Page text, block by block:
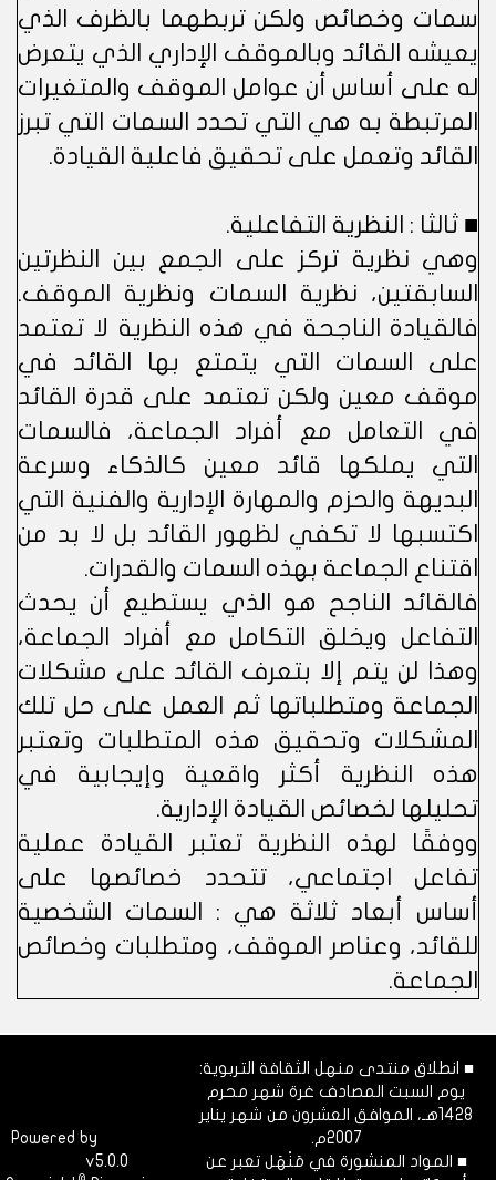
سمات وخصائص ولكن تربطهما بالظرف الذي
يعيشه القائد وبالموقف الإداري الذي يتعرض
له على أساس أن عوامل الموقف والمتغيرات
المرتبطة به هي التي تحدد السمات التي تبرز
القائد وتعمل على تحقيق فاعلية القيادة.
■ ثالثا : النظرية التفاعلية.
وهي نظرية تركز على الجمع بين النظرتين
السابقتين، نظرية السمات ونظرية الموقف.
فالقيادة الناجحة في هذه النظرية لا تعتمد
على السمات التي يتمتع بها القائد في
موقف معين ولكن تعتمد على قدرة القائد
في التعامل مع أفراد الجماعة، فالسمات
التي يملكها قائد معين كالذكاء وسرعة
البديهة والحزم والمهارة الإدارية والفنية التي
اكتسبها لا تكفي لظهور القائد بل لا بد من
اقتناع الجماعة بهذه السمات والقدرات.
فالقائد الناجح هو الذي يستطيع أن يحدث
التفاعل ويخلق التكامل مع أفراد الجماعة،
وهذا لن يتم إلا بتعرف القائد على مشكلات
الجماعة ومتطلباتها ثم العمل على حل تلك
المشكلات وتحقيق هذه المتطلبات وتعتبر
هذه النظرية أكثر واقعية وإيجابية في
تحليلها لخصائص القيادة الإدارية.
ووفقًا لهذه النظرية تعتبر القيادة عملية
تفاعل اجتماعي، تتحدد خصائصها على
أساس أبعاد ثلاثة هي : السمات الشخصية
للقائد، وعناصر الموقف، ومتطلبات وخصائص
الجماعة.
■ انطلاق منتدى منهل الثقافة التربوية:
يوم السبت المصادف غرة شهر محرم
1428هـ، الموافق العشرون من شهر يناير
2007م.
■ المواد المنشورة في مَنْهَل تعبر عن
Powered by
v5.0.0